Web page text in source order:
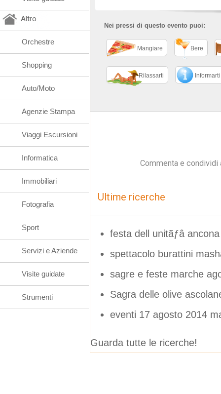
Nei pressi di questo evento puoi:
Mangiare Bere
Rilassarti Informarti
Commenta e
Ultime ricerche
festa dell unitãƒâ ancona
spettacolo burattini
sagre e feste marche
Sagra delle olive
eventi 17 agosto 2014
Guarda tutte le ricerche!
Altro
Orchestre
Shopping
Auto/Moto
Agenzie Stampa
Viaggi Escursioni
Informatica
Immobiliari
Fotografia
Sport
Servizi e Aziende
Visite guidate
Strumenti